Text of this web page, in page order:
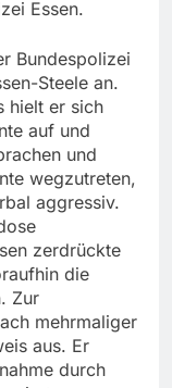
Essen.
Bundespolizei
Steele an.
hielt er sich
auf und
und
wegzutreten,
aggressiv.
zerdrückte
die
Zur
mehrmaliger
aus. Er
durch